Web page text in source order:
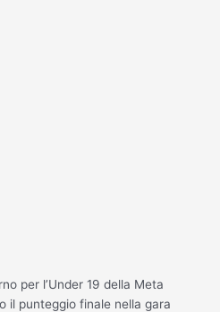
per l’Under 19 della Meta
il punteggio finale nella gara